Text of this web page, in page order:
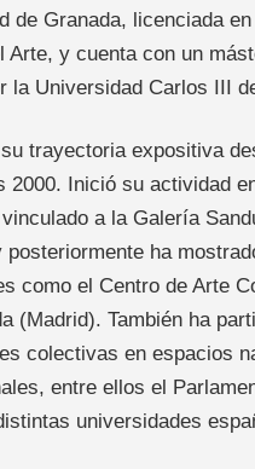
de Granada, licenciada
Arte, y cuenta con un
la Universidad Carlos III
trayectoria expositiva
2000. Inició su actividad
a la Galería
posteriormente ha
como el Centro de Arte
(Madrid). También ha
colectivas en espacios
entre ellos el
universidades